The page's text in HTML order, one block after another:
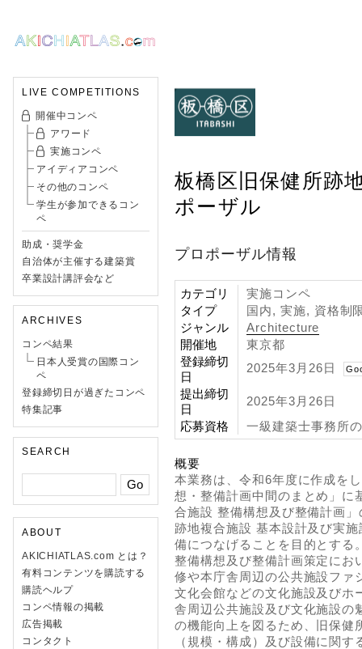
LIVE COMPETITIONS
開催中コンペ
アワード
実施コンペ
アイディアコンペ
その他のコンペ
学生が参加できるコン
ペ
助成・奨学金
自治体が主催する建築賞
卒業設計講評会など
ARCHIVES
コンペ結果
日本人受賞の国際コン
ペ
登録締切日が過ぎたコンペ
特集記事
SEARCH
ABOUT
AKICHIATLAS.com とは？
有料コンテンツを購読する
購読ヘルプ
コンペ情報の掲載
広告掲載
コンタクト
板橋区旧保健所跡
ポーザル
プロポーザル情報
カテゴリ
実施コンペ
タイプ
国内, 実施, 資格制
ジャンル
Architecture
開催地
東京都
登録締切
日
2025年3月26日
提出締切
日
2025年3月26日
応募資格
一級建築士事務所
概要
本業務は、令和6年度に作成を
想・整備計画中間のまとめ」に
合施設 整備構想及び整備計画
跡地複合施設 基本設計及び実
備につなげることを目的とする
整備構想及び整備計画策定にお
修や本庁舎周辺の公共施設ファ
文化会館などの文化施設及びホ
舎周辺公共施設及び文化施設の
の機能向上を図るため、旧保健
（規模・構成）及び設備に関